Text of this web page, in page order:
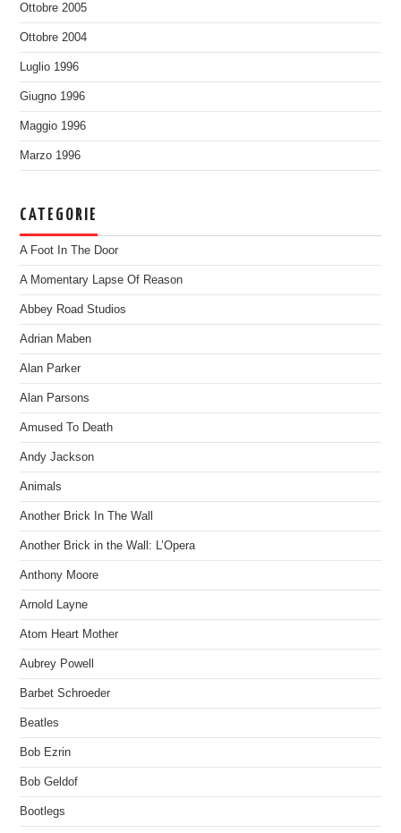
Ottobre 2005
Ottobre 2004
Luglio 1996
Giugno 1996
Maggio 1996
Marzo 1996
CATEGORIE
A Foot In The Door
A Momentary Lapse Of Reason
Abbey Road Studios
Adrian Maben
Alan Parker
Alan Parsons
Amused To Death
Andy Jackson
Animals
Another Brick In The Wall
Another Brick in the Wall: L’Opera
Anthony Moore
Arnold Layne
Atom Heart Mother
Aubrey Powell
Barbet Schroeder
Beatles
Bob Ezrin
Bob Geldof
Bootlegs